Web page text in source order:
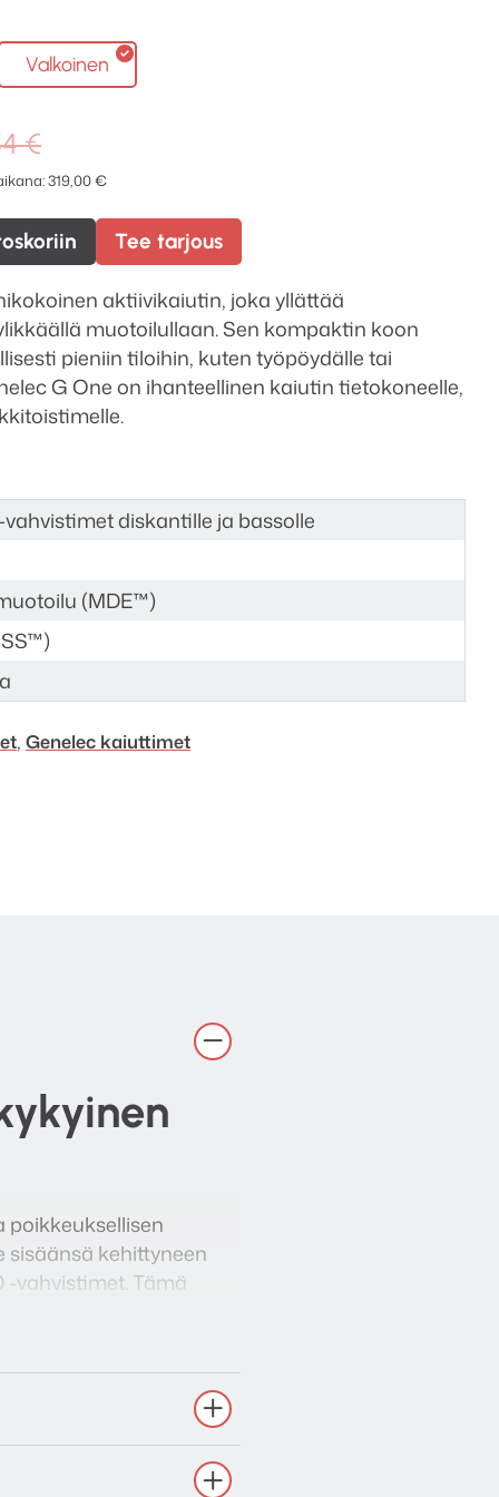
Valkoinen
€Alkuperäinen
hinta
oli:
386,54 €.
Nykyinen
hinta
on:
319,00 €.
319,00€
Tee tarjous
aktiivikaiutin, joka yllättää
muotoilullaan. Sen kompaktin koon
pieniin tiloihin, kuten työpöydälle tai
G One on ihanteellinen kaiutin tietokoneelle,
vahvistimet diskantille ja bassolle
(MDE™)
, Genelec kaiuttimet
poikkeuksellisen
kehittyneen
-vahvistimet. Tämä
musiikin
tehokkaan